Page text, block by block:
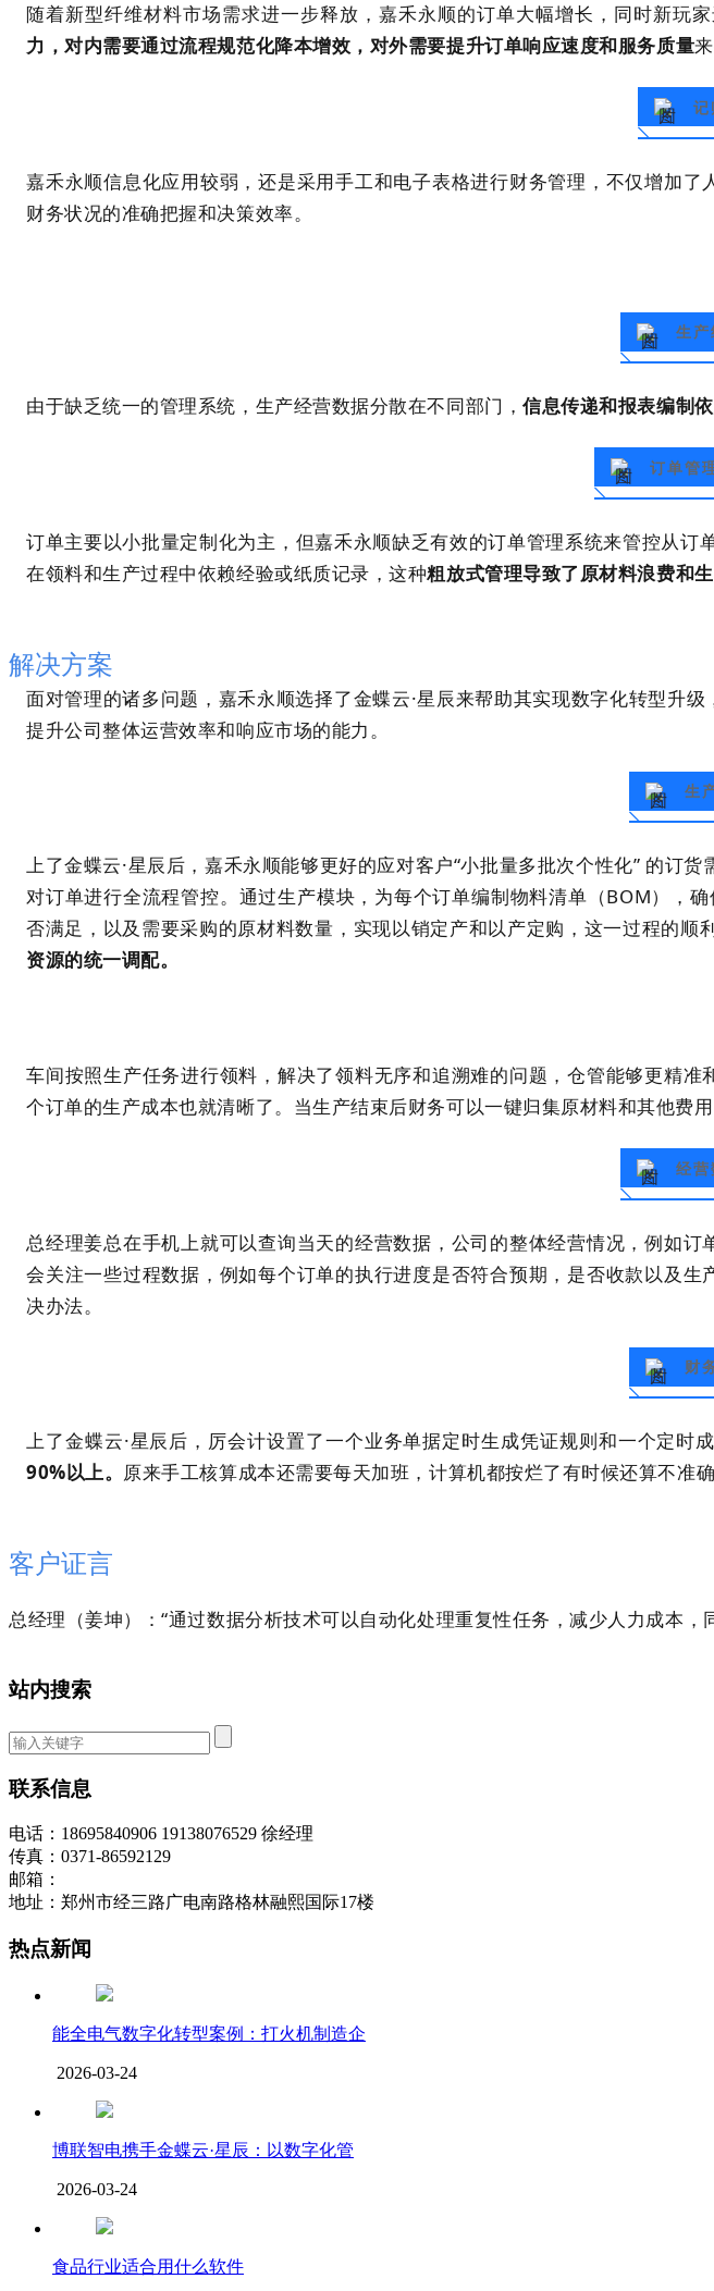
随着新型纤维材料市场需求进一步释放，嘉禾永顺的订单大幅增长，同时新玩
力，对内需要通过流程规范化降本增效， 对外需要提升订单响应速度和服务质量
记
嘉禾永顺信息化应用较弱，还是采用手工和电子表格进行财务管理， 不仅增加了
财务状况的准确把握和决策效率。
生产
由于缺乏统一的管理系统，生产经营数据分散在不同部门，信息传递和报表编制
订单管
订单主要以小批量定制化为主，但嘉禾永顺缺乏有效的订单管理系统来管控从
在领料和生产过程中依赖经验或纸质记录，这种粗放式管理导致了原材料浪费和生
解决方案
面对管理的诸多问题，嘉禾永顺选择了金蝶云·星辰来帮助其实现数字化转型升
提升公司整体运营效率和响应市场的能力。
生
上了金蝶云·星辰后，嘉禾永顺能够更好的应对客户“小批量多批次个性化” 的订
对订单进行全流程管控。通过生产模块，为每个订单编制物料清单（BOM），
否满足，以及需要采购的原材料数量，实现以销定产和以产定购，这一过程的顺
资源的统一调配。
车间按照生产任务进行领料，解决了领料无序和追溯难的问题，仓管能够更精
个订单的生产成本也就清晰了。当生产结束后财务可以一键归集原材料和其他费
经营
总经理姜总在手机上就可以查询当天的经营数据，公司的整体经营情况，例如
会关注一些过程数据，例如每个订单的执行进度是否符合预期，是否收款以及
决办法。
财
上了金蝶云·星辰后，厉会计设置了一个业务单据定时生成凭证规则和一个定
90%以上。 原来手工核算成本还需要每天加班，计算机都按烂了有时候还算不准
客户证言
总经理（姜坤）：“通过数据分析技术可以自动化处理重复性任务，减少人力成本
站内搜索
联系信息
电话：18695840906 19138076529 徐经理
传真：0371-86592129
邮箱：
地址：郑州市经三路广电南路格林融熙国际17楼
热点新闻
能全电气数字化转型案例：打火机制造企
2026-03-24
博联智电携手金蝶云·星辰：以数字化管
2026-03-24
食品行业适合用什么软件